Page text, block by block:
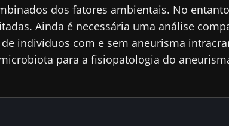
dos fatores ambientais. No
Ainda é necessária uma análise
indivíduos com e sem aneurisma
para a fisiopatologia do
Microbiota
cancro colorretal: um
indicador prognóstico